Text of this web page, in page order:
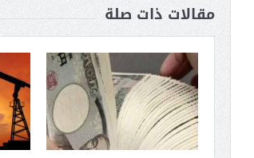
مقالات ذات صلة